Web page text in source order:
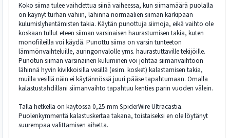
Koko siima tulee vaihdettua siinä vaiheessa, kun siimamäärä puolalla
on käynyt turhan vähiin, lähinnä normaalien siiman kärkipään
kulumislyhentämisten takia. Käytän punottuja siimoja, eikä vaihto ole
koskaan tullut eteen siiman varsinaisen haurastumisen takia, kuten
monofiileilla voi käydä. Punottu siima on varsin tunteeton
lämmönvaihteluille, auringonvalolle yms. haurastuttaville tekijöille.
Punotun siiman varsinainen kuluminen voi johtaa siimanvaihtoon
lähinnä hyvin kivikkoisilla vesillä (esim. kosket) kalastamisen takia,
muilla vesillä näin ei käytännössä juuri pääse tapahtumaan. Omalla
kalastustahdillani siimanvaihto tapahtuu kenties parin vuoden välein.
Tällä hetkellä on käytössä 0,25 mm SpiderWire Ultracastia.
Puolenkymmentä kalastuskertaa takana, toistaiseksi en ole löytänyt
suurempaa valittamisen aihetta.